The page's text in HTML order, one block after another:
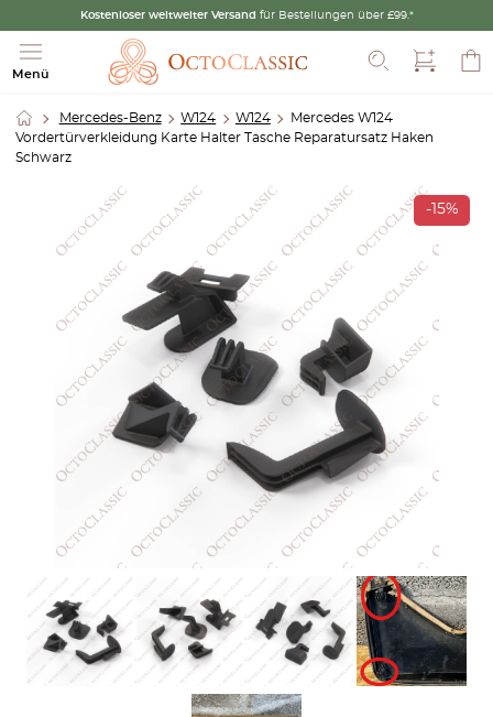
Kostenloser weltweiter Versand für Bestellungen über £99.*
Menü
Suche
Mercedes-Benz W124 W124
Mercedes W124
Vordertürverkleidung Karte Halter Tasche Reparatursatz Haken
Schwarz
-15%